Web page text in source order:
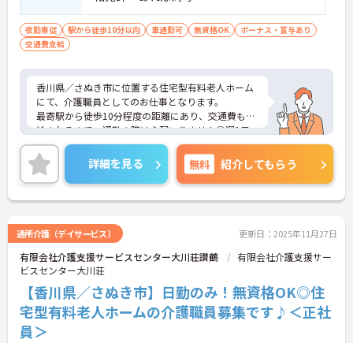
夜勤専従 駅から徒歩10分以内 車通勤可 無資格OK
ボーナス・賞与あり
交通費支給
香川県／さぬき市に位置する住宅型有料老人ホーム
にて、介護職員としてのお仕事となります。
最寄駅から徒歩10分程度の距離にあり、交通費も支
給されるので、通勤の際は心配いりません◎週1日
～勤務可能となっておりますので、ご自身のご都合
に合わせて勤務することができます！
ご興味ある方は面接ポイントをお伝えしますので、
お気軽にお問い合わせください♪
詳細を見る 無料 紹介してもらう
通所介護（デイサービス） 更新日：2025年11月27日
有限会社介護支援サービスセンター大川荘讃鶴
有限会社介護支援サー
ビスセンター大川荘
【香川県／さぬき市】日勤のみ！無資格OK◎住
宅型有料老人ホームの介護職員募集です♪＜正社
員＞